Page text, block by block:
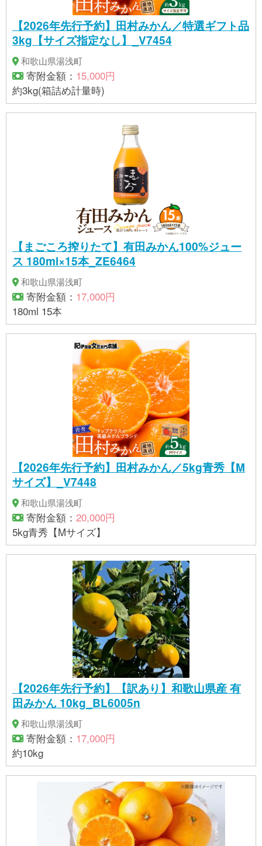
【2026年先行予約】田村みかん／特選ギフト品
3kg【サイズ指定なし】_V7454
和歌山県湯浅町
寄附金額： 15,000円
約3kg(箱詰め計量時)
【まごころ搾りたて】有田みかん100%ジュー
ス 180ml×15本_ZE6464
和歌山県湯浅町
寄附金額： 17,000円
180ml 15本
【2026年先行予約】田村みかん／5kg青秀【M
サイズ】_V7448
和歌山県湯浅町
寄附金額： 20,000円
5kg青秀【Mサイズ】
【2026年先行予約】【訳あり】和歌山県産 有
田みかん 10kg_BL6005n
和歌山県湯浅町
寄附金額： 17,000円
約10kg